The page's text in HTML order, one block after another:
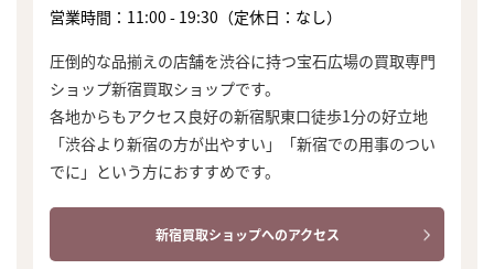
営業時間：11:00 - 19:30（定休日：なし）
圧倒的な品揃えの店舗を渋谷に持つ宝石広場の買取専門
ショップ新宿買取ショップです。
各地からもアクセス良好の新宿駅東口徒歩1分の好立地
「渋谷より新宿の方が出やすい」「新宿での用事のつい
でに」という方におすすめです。
新宿買取ショップへのアクセス